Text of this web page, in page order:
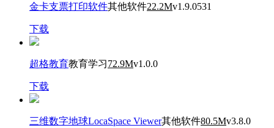
金卡支票打印软件其他软件22.2Mv1.9.0531
下载
超格教育教育学习72.9Mv1.0.0
下载
三维数字地球LocaSpace Viewer其他软件80.5Mv3.8.0